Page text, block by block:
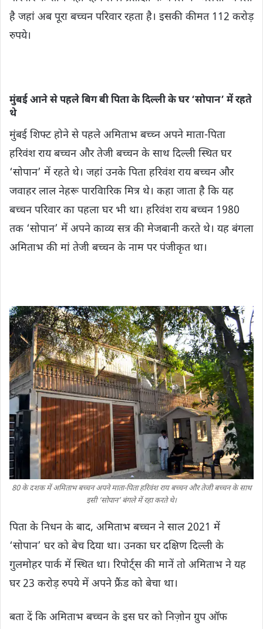
है जहां अब पूरा बच्चन परिवार रहता है। इसकी कीमत 112 करोड़
रुपये।
मुंबई आने से पहले बिग बी पिता के दिल्‍ली के घर ‘सोपान’ में रहते
थे
मुंबई शिफ्ट होने से पहले अमिताभ बच्‍च्‍न अपने माता-पिता
हरिवंश राय बच्चन और तेजी बच्चन के साथ दिल्ली स्थित घर
‘सोपान’ में रहते थे। जहां उनके पिता हर‍िवंश राय बच्‍चन और
जवाहर लाल नेहरू पारविारिक मित्र थे। कहा जाता है कि यह
बच्चन परिवार का पहला घर भी था। हरिवंश राय बच्चन 1980
तक ‘सोपान’ में अपने काव्य सत्र की मेजबानी करते थे। यह बंगला
अमिताभ की मां तेजी बच्चन के नाम पर पंजीकृत था।
80 के दशक में अमिताभ बच्चन अपने माता-पिता हर‍िवंश राय बच्‍चन और तेजी बच्‍चन के साथ
इसी ‘सोपान’ बंगले में रहा करते थे।
पिता के निधन के बाद, अमिताभ बच्चन ने साल 2021 में
‘सोपान’ घर को बेच दिया था। उनका घर दक्षिण दिल्ली के
गुलमोहर पार्क में स्थित था। रिपोर्ट्स की मानें तो अमिताभ ने यह
घर 23 करोड़ रुपये में अपने फ्रैंड को बेचा था।
बता दें कि अमिताभ बच्चन के इस घर को निज़ोन ग्रुप ऑफ